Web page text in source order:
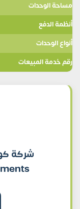
مساحة الوحدات
أنظمة الدفع
أنواع الوحدات
رقم خدمة المبيعات
شركة